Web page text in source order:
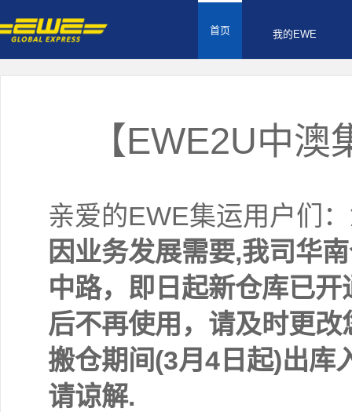
首页 我的EWE
【EWE2U中
亲爱的EWE集运用户们
因业务发展需要,我司华
中路，即日起新仓库已
后不再使用，请及时更
搬仓期间(3月4日起)出库
请谅解.